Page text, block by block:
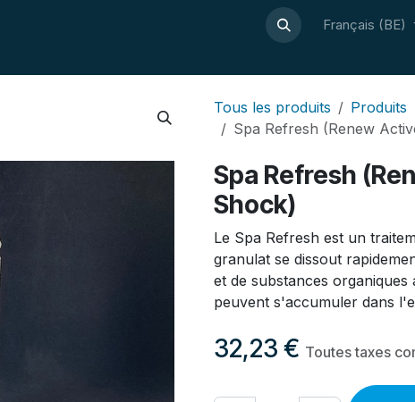
Webshop Contact
Français (BE)
Tous les produits
Produits
Spa Refresh (Renew
Spa Refresh
Shock)
Le Spa Refresh est un
granulat se dissout
et de substances
peuvent s'accumuler dans
32,23 € Toutes taxes